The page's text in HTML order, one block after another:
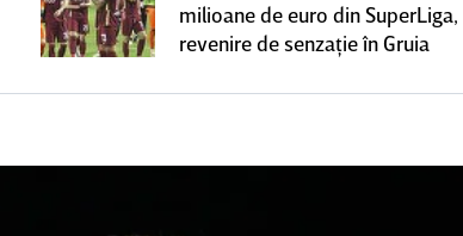
milioane de euro din SuperLiga,
revenire de senzaţie în Gruia